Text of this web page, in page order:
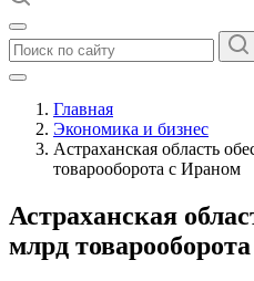
Главная
Экономика и бизнес
Астраханская область
товарооборота с Ираном
Астраханская
млрд